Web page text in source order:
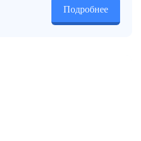
Подробнее